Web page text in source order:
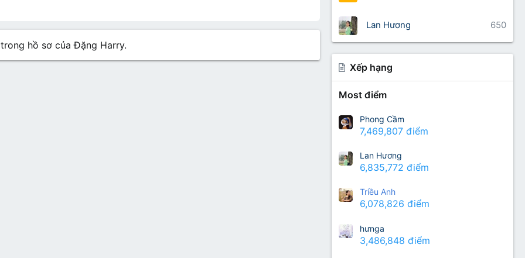
hồ sơ của Đặng Harry.
650
Lan Hương
Xếp hạng
Most điểm
Phong Cầm
7,469,807 điểm
Lan Hương
6,835,772 điểm
Triều Anh
6,078,826 điểm
hưnga
3,486,848 điểm